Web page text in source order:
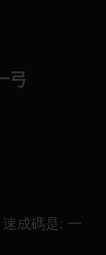
弓
速成碼是: 一